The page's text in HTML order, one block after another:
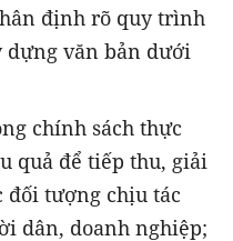
định rõ quy trình
dựng văn bản dưới
chính sách thực
quả để tiếp thu, giải
đối tượng chịu tác
dân, doanh nghiệp;